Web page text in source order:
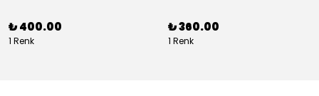
₺ 400.00
1 Renk
₺ 360.00
1 Renk